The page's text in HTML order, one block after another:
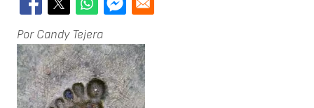
Por Candy Tejera